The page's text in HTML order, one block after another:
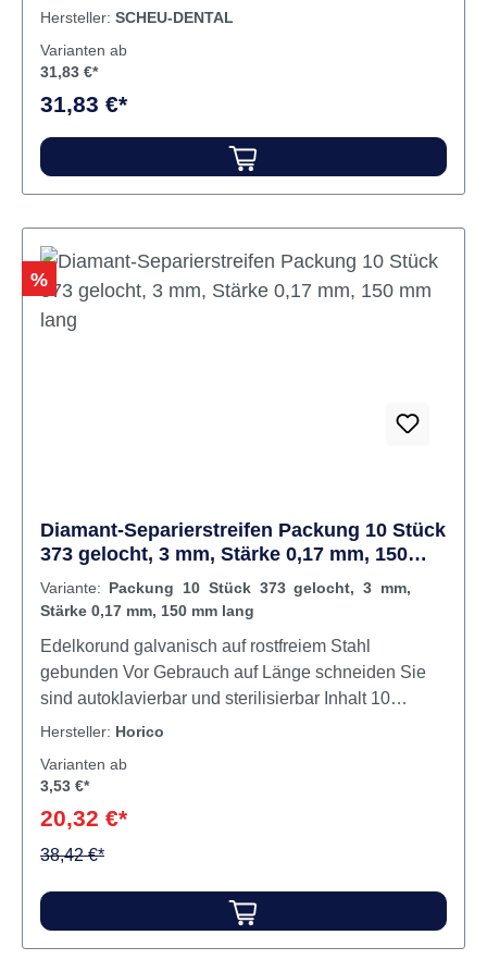
Anschließend kann mit den Stripping Tools eine
Aufgrund der dünnen Blattstärke auch zum
Schneidekante sind diese Instrumente mit
Sägezähnen besetzt. Erhältlich mit einer
Oberflächenrauigkeit von 15 μm oder 40 μm. Es wird
empfohlen, die CA® Strip Opener möglichst nur mit
Hersteller: SCHEU-DENTAL
Varianten ab
31,83 €*
31,83 €*
Rabatt
%
Diamant-Separierstreifen Packung 10 Stück
373 gelocht, 3 mm, Stärke 0,17 mm, 150
mm lang
Variante: Packung 10 Stück 373 gelocht, 3 mm,
Stärke 0,17 mm, 150 mm lang
Edelkorund galvanisch auf rostfreiem Stahl
gebunden Vor Gebrauch auf Länge schneiden Sie
sind autoklavierbar und sterilisierbar Inhalt 10
Streifen
Hersteller: Horico
Varianten ab
3,53 €*
20,32 €*
38,42 €*